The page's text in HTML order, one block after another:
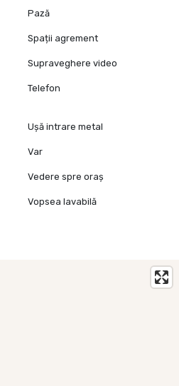
Pază
Spații agrement
Supraveghere video
Telefon
Ușă intrare metal
Var
Vedere spre oraș
Vopsea lavabilă